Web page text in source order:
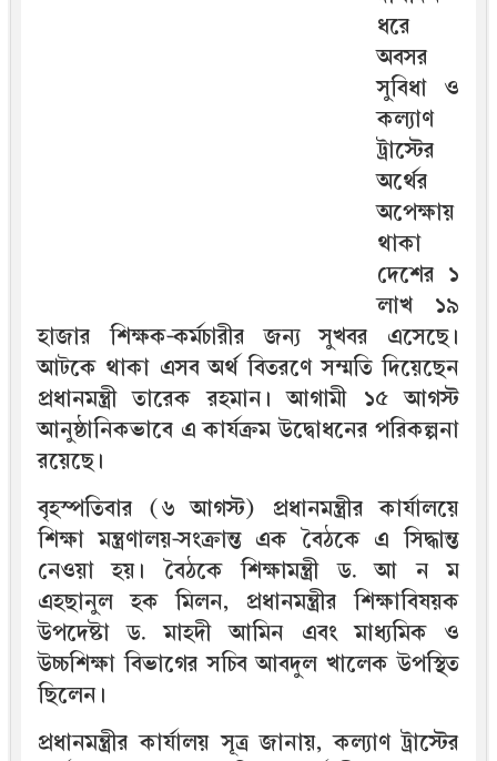
ধরে
অবসর
সুবিধা ও
কল্যাণ
ট্রাস্টের
অর্থের
অপেক্ষায়
থাকা
দেশের ১
লাখ ১৯
হাজার শিক্ষক-কর্মচারীর জন্য সুখবর এসেছে।
আটকে থাকা এসব অর্থ বিতরণে সম্মতি দিয়েছেন
প্রধানমন্ত্রী তারেক রহমান। আগামী ১৫ আগস্ট
আনুষ্ঠানিকভাবে এ কার্যক্রম উদ্বোধনের পরিকল্পনা
রয়েছে।
বৃহস্পতিবার (৬ আগস্ট) প্রধানমন্ত্রীর কার্যালয়ে
শিক্ষা মন্ত্রণালয়-সংক্রান্ত এক বৈঠকে এ সিদ্ধান্ত
নেওয়া হয়। বৈঠকে শিক্ষামন্ত্রী ড. আ ন ম
এহছানুল হক মিলন, প্রধানমন্ত্রীর শিক্ষাবিষয়ক
উপদেষ্টা ড. মাহদী আমিন এবং মাধ্যমিক ও
উচ্চশিক্ষা বিভাগের সচিব আবদুল খালেক উপস্থিত
ছিলেন।
প্রধানমন্ত্রীর কার্যালয় সূত্র জানায়, কল্যাণ ট্রাস্টের